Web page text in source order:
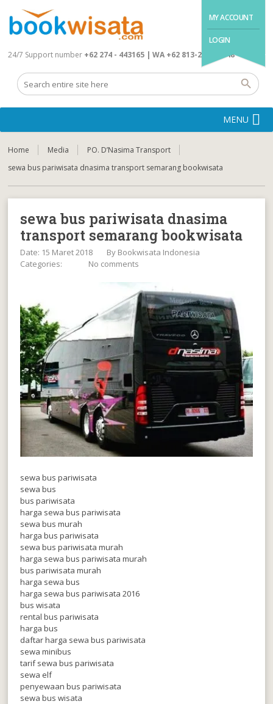
MY ACCOUNT
LOGIN
24/7 Support number +62 274 - 443165 | WA +62 813-2845-4648
MENU
Home Media
PO. D’Nasima Transport
sewa bus pariwisata dnasima transport semarang bookwisata
sewa bus pariwisata dnasima
transport semarang bookwisata
Date: 15 Maret 2018 By Bookwisata Indonesia
Categories:
No comments
sewa bus pariwisata
sewa bus
bus pariwisata
harga sewa bus pariwisata
sewa bus murah
harga bus pariwisata
sewa bus pariwisata murah
harga sewa bus pariwisata murah
bus pariwisata murah
harga sewa bus
harga sewa bus pariwisata 2016
bus wisata
rental bus pariwisata
harga bus
daftar harga sewa bus pariwisata
sewa minibus
tarif sewa bus pariwisata
sewa elf
penyewaan bus pariwisata
sewa bus wisata